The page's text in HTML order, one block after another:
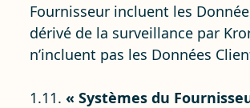
Fournisseur incluent les
dérivé de la surveillance par
n’incluent pas les Données
1.11. « Systèmes du